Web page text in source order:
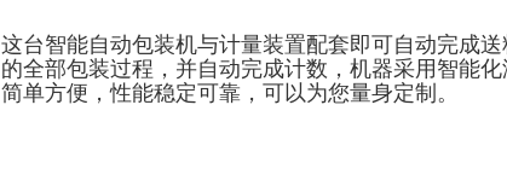
这台智能自动包装机与计量装置配套即可自动完成
的全部包装过程，并自动完成计数，机器采用智能
简单方便，性能稳定可靠，可以为您量身定制。